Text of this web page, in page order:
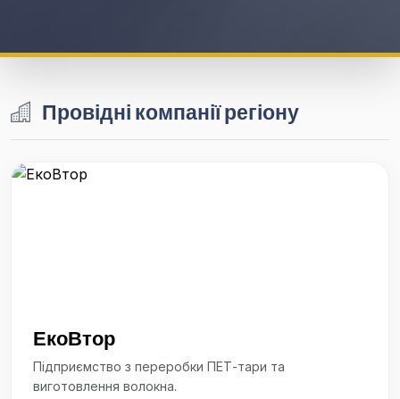
Провідні компанії регіону
ЕкоВтор
Підприємство з переробки ПЕТ-тари та
виготовлення волокна.